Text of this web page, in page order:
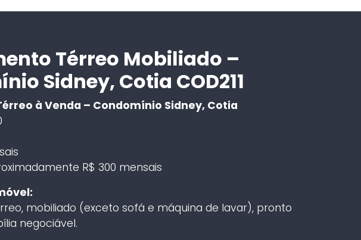
Térreo Mobiliado –
Sidney, Cotia COD211
à Venda – Condomínio Sidney, Cotia
R$ 300 mensais
mobiliado (exceto sofá e máquina de lavar), pronto
negociável.